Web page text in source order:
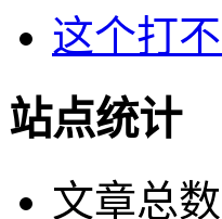
这个打
站点统计
文章总